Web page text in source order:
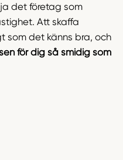
det företag som
Att skaffa
som det känns bra, och
för dig så smidig som